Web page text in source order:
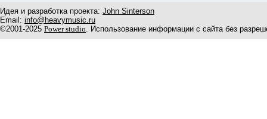
Идея и разработка проекта: John Sinterson
Email: info@heavymusic.ru
©2001-2025 Power studio. Использование информации с сайта без